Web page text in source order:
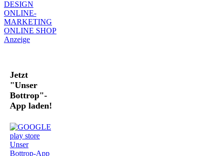
Jetzt
"Unser
Bottrop"-
App laden!